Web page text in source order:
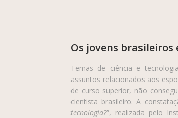
Os jovens brasileiros
Temas de ciência e
assuntos relacionados aos
de curso superior, não
cientista brasileiro. A
tecnologia?”, realizada pelo